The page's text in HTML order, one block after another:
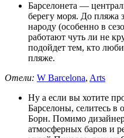
Барселонета —
берегу моря. До пляжа
народу (особенно в
работают чуть ли не
подойдет тем, кто
пляже.
Отели: W Barcelona, Arts
Ну а если вы хотите
Барселоны, селитесь в
Борн. Помимо
атмосферных баров и